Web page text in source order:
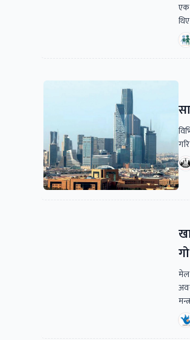
एक